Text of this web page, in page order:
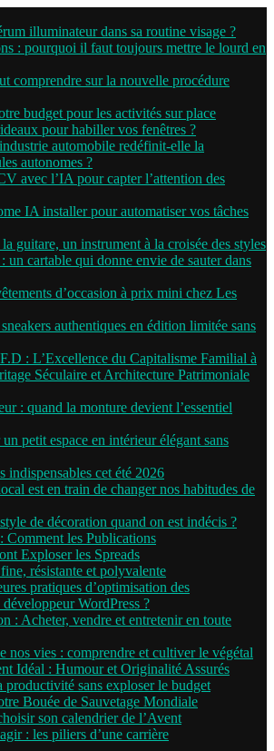
illuminateur dans sa routine visage ?
: pourquoi il faut toujours mettre le lourd en
comprendre sur la nouvelle procédure
budget pour les activités sur place
pour habiller vos fenêtres ?
automobile redéfinit-elle la
autonomes ?
avec l’IA pour capter l’attention des
IA installer pour automatiser vos tâches
guitare, un instrument à la croisée des styles
un cartable qui donne envie de sauter dans
d’occasion à prix mini chez Les
authentiques en édition limitée sans
: L’Excellence du Capitalisme Familial à
Séculaire et Architecture Patrimoniale
: quand la monture devient l’essentiel
petit espace en intérieur élégant sans
indispensables cet été 2026
est en train de changer nos habitudes de
de décoration quand on est indécis ?
Comment les Publications
Exploser les Spreads
résistante et polyvalente
pratiques d’optimisation des
WordPress ?
: Acheter, vendre et entretenir en toute
nos vies : comprendre et cultiver le végétal
Idéal : Humour et Originalité Assurés
sans exploser le budget
Bouée de Sauvetage Mondiale
son calendrier de l’Avent
: les piliers d’une carrière